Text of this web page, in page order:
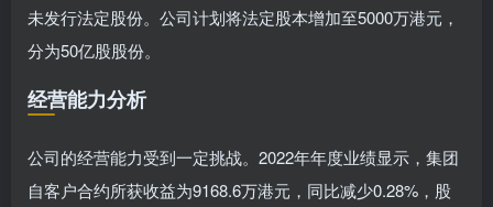
未发行法定股份。公司计划将法定股本增加至5000万港元，
分为50亿股股份。
经营能力分析
公司的经营能力受到一定挑战。2022年年度业绩显示，集团
自客户合约所获收益为9168.6万港元，同比减少0.28%，股